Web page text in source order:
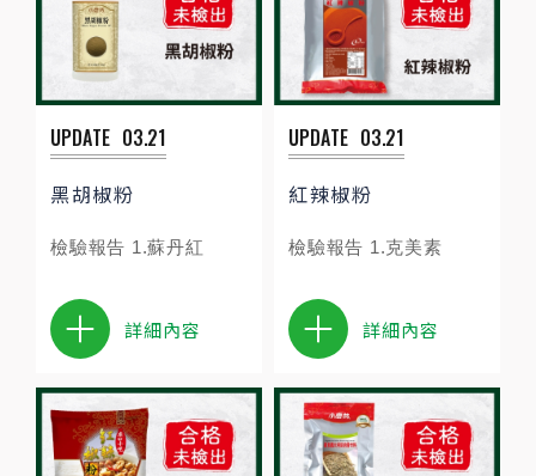
UPDATE 03.21
黑胡椒粉
檢驗報告 1.蘇丹紅
詳細內容
UPDATE 03.21
紅辣椒粉
檢驗報告 1.克美素
詳細內容